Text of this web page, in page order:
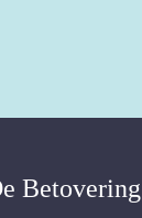
Betover​ing